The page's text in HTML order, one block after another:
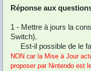
Réponse aux
1 - Mettre à jours la
Switch).
Est-il possible de le
NON car la Mise à Jour
proposer par Nintendo est